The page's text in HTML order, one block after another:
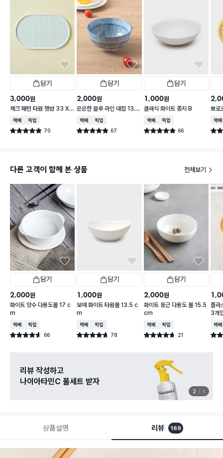
담기
3,000원
체크 패턴 타원 쟁반 33 X
21 cm
택배배송매장픽업
별점 4.9점 70
건 작성
담기
2,000원
은은한 블루 라인 대접 13.5
cm
택배배송매장픽업
별점 4.9점 67
건 작성
담기
1,000원
클래식 화이트 종지 B
택배배송매장픽업
별점 4.9점 66
건 작성
뽀로
cm
택배
별점
다른 고객이 함께 본 상품 전체보기
담기
2,000원
화이트 양수 다용도볼 17 c
m
택배배송매장픽업
별점 4.6점 66
건 작성
담기
1,000원
보떼 화이트 타원볼 13.5 c
m
택배배송매장픽업
별점 4.7점 78
건 작성
담기
2,000원
화이트 둥근 다용도 볼 15.5
cm
택배배송매장픽업
별점 4.7점 21
건 작성
플라
3개
택배
별점
리뷰 작성하고
나이아타민C 풀세트 받자
2 4
상품설명 리뷰 169